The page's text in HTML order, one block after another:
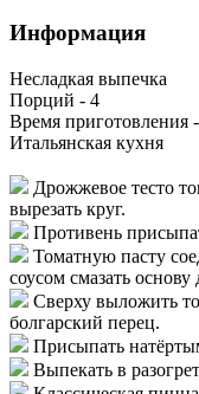
Информация
Несладкая выпечка
Порций - 4
Время приготовления -
Итальянская кухня
Дрожжевое тесто
вырезать круг.
Противень
Томатную пасту
соусом смазать
Сверху выложить
болгарский перец.
Присыпать
Выпекать в